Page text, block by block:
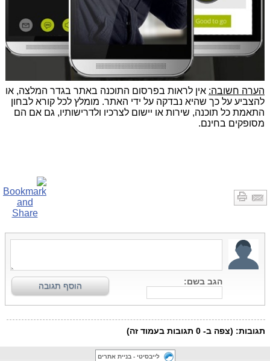
הערה חשובה: אין לראות בפרסום התוכנה באתר בגדר המלצה, או
להצביע על כך שהיא נבדקה על ידי האתר. מומלץ לכל קורא לבחון
התאמת כל תוכנה, שירות או יישום לצרכיו ולדרישותיו, גם אם הם
מסופקים בחינם.
לייבסיטי - בניית אתרים